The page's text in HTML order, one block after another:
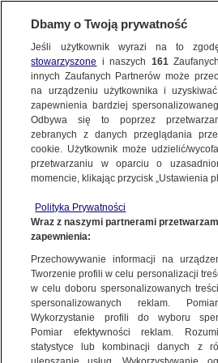
USA posiadają
pozaziemskim? Tak
amerykańscy wojskowi
27 LIPCA 2023 22:04
Komisja Nadzoru i
Reprezentantów
w sprawie UFO. Kongresmani
osobiście widzieli pojazdy
lub ciała obcych i czy te
zwalczane przez broń
Najdalej w swoich zeznaniach
NAJNOWSZE
ZOBACZ FAKTY
FAKTY PO FAKTACH
FAKTY O ŚWIECIE
WIĘCEJ
KANAŁY
Dzień
Jedno konto do
Dbamy o Twoją prywatność
Jeśli użytkownik wyrazi na to
stowarzyszone i naszych 161
innych Zaufanych Partnerów może
na urządzeniu użytkownika i
zapewnienia bardziej
Odbywa się to poprzez
zebranych z danych przeglądania
cookie. Użytkownik może udzielić/
przetwarzaniu w oparciu o
momencie, klikając przycisk „Ustawienia
Polityka Prywatności
Wraz z naszymi partnerami
zapewnienia:
Przechowywanie informacji na
Tworzenie profili w celu personalizacji
w celu doboru spersonalizowanych
spersonalizowanych reklam.
Wykorzystanie profili do wyboru
Pomiar efektywności reklam.
statystyce lub kombinacji danych z